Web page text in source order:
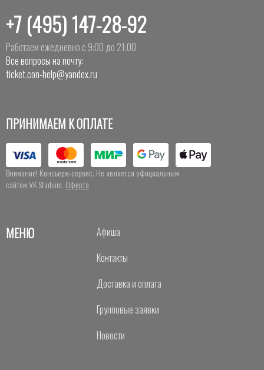
+7 (495) 147-28-92
Работаем ежедневно с 9:00 до 21:00
Все вопросы на почту:
ticket.con-help@yandex.ru
ПРИНИМАЕМ К ОПЛАТЕ
Внимание! Консьерж-сервис. Не является официальным
сайтом VK Stadium. Оферта
МЕНЮ
Афиша
Контакты
Доставка и оплата
Групповые заявки
Новости